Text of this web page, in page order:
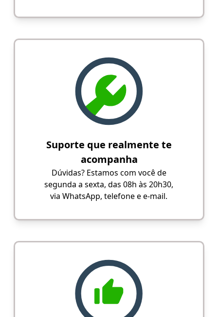
Suporte que realmente te
acompanha
Dúvidas? Estamos com você de
segunda a sexta, das 08h às 20h30,
via WhatsApp, telefone e e-mail.